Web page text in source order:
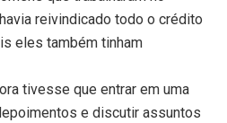
reivindicado todo o crédito
eles também tinham
tivesse que entrar em uma
e discutir assuntos